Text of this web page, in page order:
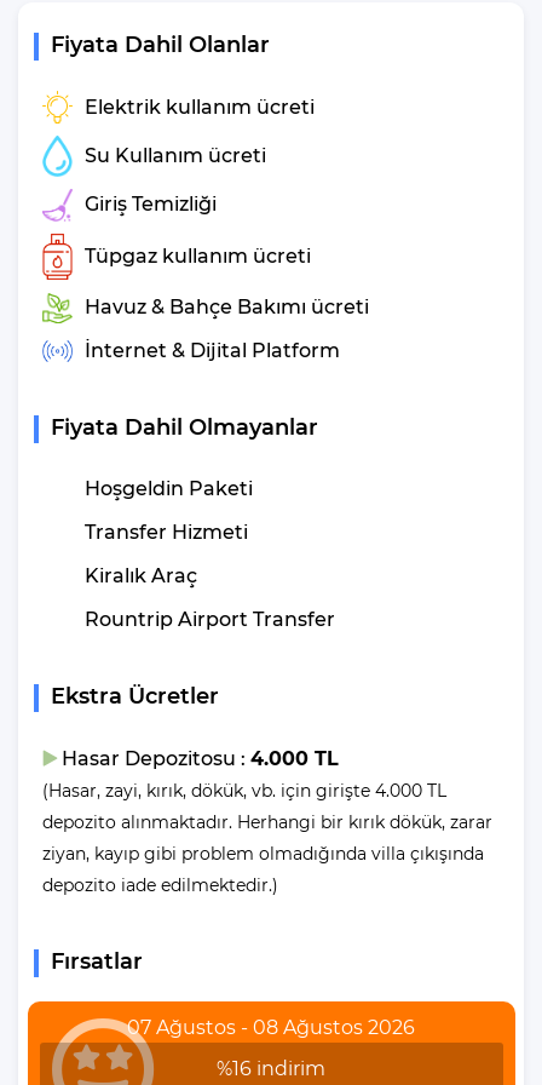
Villa Barış İkizce Genel
Özelliklerinden
Bahsedelim
Kapasite
Yatak Odası: 2 Adet
Yatak Sayısı
Banyo: 2 Adet
Klima: 2 Adet
Şezlong
Kimler için Uygun : Balayı Çiftleri
Villa Barış İkizce Konum
Özellikleri
Havalimanına Uzaklık :165 Km (Dalaman Havalimanı)
Şehir Merkezine Uzaklık
Otogara Uzaklık: 20 Km
Restaurantlara Uzaklık : 20 Km
Sağlık Merkezine Uzaklık : 23 Km
Eğer “Ben havuzcu değilim. Denize girmek istiyorum diyorsanız
eğer, denize girmek için 21 Km araç mesafeniz olduğunu
belirtelim.
Villalarımızda yer alan havuzlar her misafirimizin ardından özel
şekilde havuzlarımızı her misafir sonrası için hazır duruma
getirmekteyiz.
Fiyata Dahil Olanlar
Elektrik kullanım ücreti
Su Kullanım ücreti
Giriş Temizliği
Tüpgaz kullanım ücreti
Havuz & Bahçe Bakımı ücreti
İnternet & Dijital Platform
Fiyata Dahil Olmayanlar
Hoşgeldin Paketi
Transfer Hizmeti
Kiralık Araç
Rountrip Airport Transfer
Ekstra Ücretler
Hasar Depozitosu : 4.000 TL
(Hasar, zayi, kırık, dökük, vb. için girişte 4.000 TL
depozito alınmaktadır. Herhangi bir kırık dökük, zarar
ziyan, kayıp gibi problem olmadığında villa çıkışında
depozito iade edilmektedir.)
Fırsatlar
07 Ağustos - 08 Ağustos 2026
%16 indirim